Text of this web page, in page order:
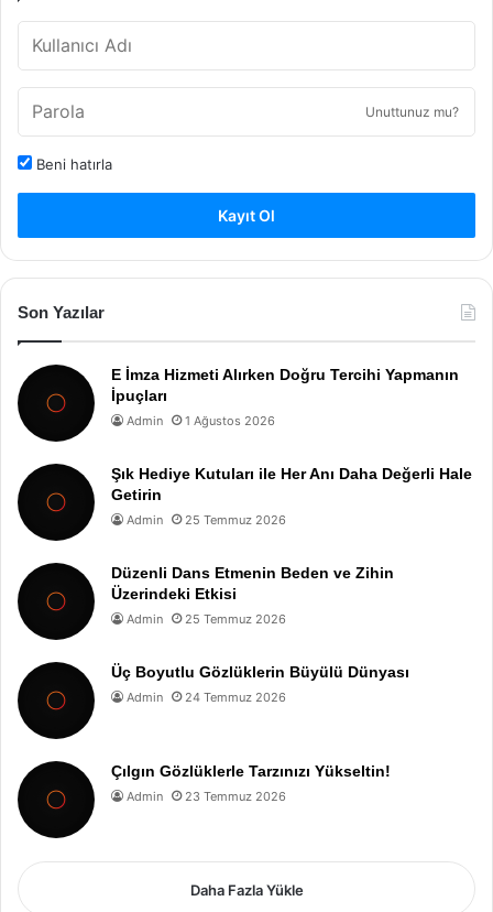
Unuttunuz mu?
Beni hatırla
Kayıt Ol
Son Yazılar
E İmza Hizmeti Alırken Doğru Tercihi Yapmanın
İpuçları
Admin 1 Ağustos 2026
Şık Hediye Kutuları ile Her Anı Daha Değerli Hale
Getirin
Admin 25 Temmuz 2026
Düzenli Dans Etmenin Beden ve Zihin
Üzerindeki Etkisi
Admin 25 Temmuz 2026
Üç Boyutlu Gözlüklerin Büyülü Dünyası
Admin 24 Temmuz 2026
Çılgın Gözlüklerle Tarzınızı Yükseltin!
Admin 23 Temmuz 2026
Daha Fazla Yükle